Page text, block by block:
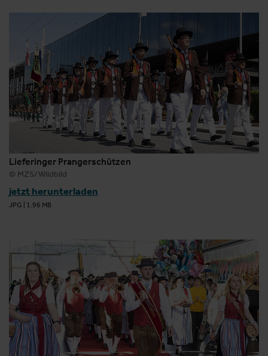
Lieferinger Prangerschützen
© MZS/Wildbild
jetzt herunterladen
JPG 1.96 MB